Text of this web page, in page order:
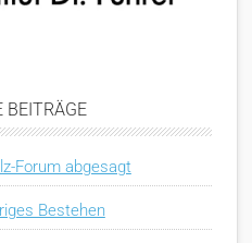
BEITRÄGE
Forum abgesagt
Bestehen